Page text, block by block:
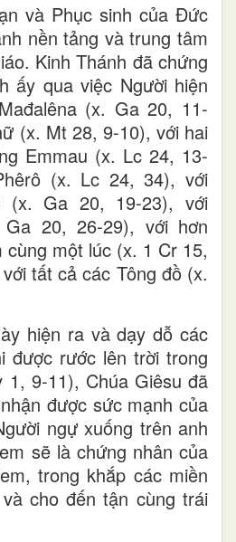
và Phục sinh của Đức
nền tảng và trung tâm
Kinh Thánh đã chứng
ấy qua việc Người hiện
(x. Ga 20, 11-
(x. Mt 28, 9-10), với hai
Emmau (x. Lc 24, 13-
(x. Lc 24, 34), với
(x. Ga 20, 19-23), với
20, 26-29), với hơn
một lúc (x. 1 Cr 15,
tất cả các Tông đồ (x.
hiện ra và dạy dỗ các
được rước lên trời trong
1, 9-11), Chúa Giêsu đã
được sức mạnh của
ngự xuống trên anh
sẽ là chứng nhân của
trong khắp các miền
cho đến tận cùng trái